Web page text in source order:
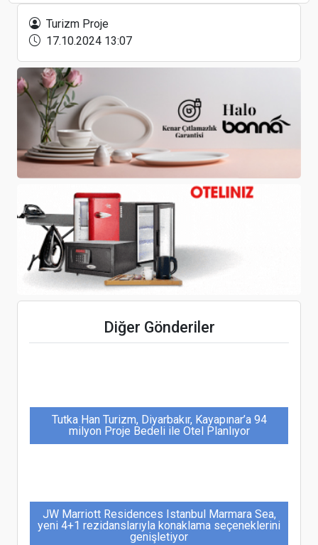
Turizm Proje
17.10.2024 13:07
Diğer Gönderiler
Gördü
Form MHI Klima Sistemleri’nde 4 yeni üst düzey
atama
Accor Grubu’nda yeni atama
kapsamında sürdürülebilirliğe katkı sağlıyor
Tutka Han Turizm, Diyarbakır, Kayapınar’a 94
milyon Proje Bedeli ile Otel Planlıyor
JW Marriott Residences Istanbul Marmara Sea,
yeni 4+1 rezidanslarıyla konaklama seçeneklerini
genişletiyor